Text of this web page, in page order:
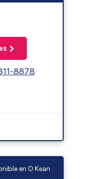
8878
en O Kean